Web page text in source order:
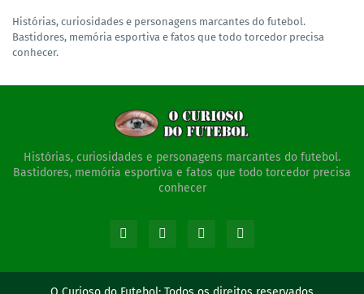
Histórias, curiosidades e personagens marcantes do futebol.
Bastidores, memória esportiva e fatos que todo torcedor precisa
conhecer.
Histórias, curiosidades e personagens marcantes do futebol.
Bastidores, memória esportiva e fatos que todo torcedor precisa
conhecer